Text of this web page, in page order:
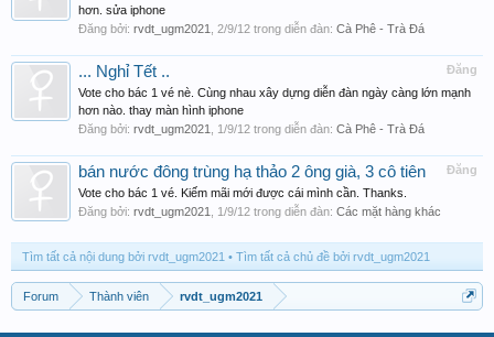
hơn. sửa iphone
Đăng bởi: rvdt_ugm2021 2/9/12 trong diễn đàn: Cà Phê - Trà Đá
Đăng
... Nghỉ Tết ..
Vote cho bác 1 vé nè. Cùng nhau xây dựng diễn đàn ngày càng lớn mạnh
hơn nào. thay màn hình iphone
Đăng bởi: rvdt_ugm2021 1/9/12 trong diễn đàn: Cà Phê - Trà Đá
Đăng
bán nước đông trùng hạ thảo 2 ông già, 3 cô tiên
Vote cho bác 1 vé. Kiếm mãi mới được cái mình cần. Thanks.
Đăng bởi: rvdt_ugm2021 1/9/12 trong diễn đàn: Các mặt hàng khác
Tìm tất cả nội dung bởi rvdt_ugm2021 Tìm tất cả chủ đề bởi rvdt_ugm2021
Forum Thành viên rvdt_ugm2021